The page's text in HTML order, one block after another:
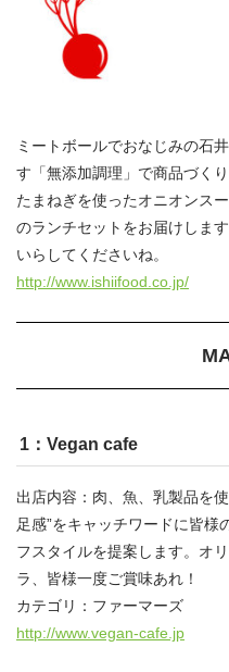
ミートボールでおなじみの石
す「無添加調理」で商品づく
たまねぎを使ったオニオンス
のランチセットをお届けしま
いらしてくださいね。
http://www.ishiifood.co.jp/
1：Vegan cafe
出店内容：肉、魚、乳製品を
足感”をキャッチワードに皆様
フスタイルを提案します。オ
ラ、皆様一度ご賞味あれ！
カテゴリ：ファーマーズ
http://www.vegan-cafe.jp